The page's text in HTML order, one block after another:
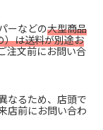
ーなどの大型商品
）は送料が別途お
注文前にお問い合
なるため、店頭で
店前にお問い合わ